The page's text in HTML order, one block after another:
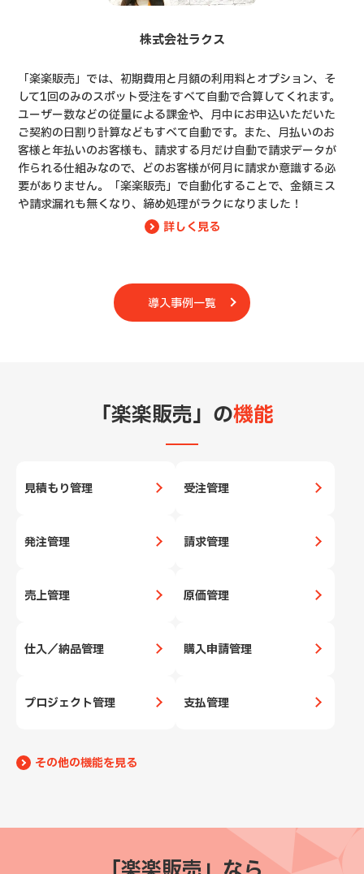
株式会社ラクス
「楽楽販売」では、初期費用と月額の利用料とオプション、そ
して1回のみのスポット受注をすべて自動で合算してくれます。
ユーザー数などの従量による課金や、月中にお申込いただいた
ご契約の日割り計算などもすべて自動です。また、月払いのお
客様と年払いのお客様も、請求する月だけ自動で請求データが
作られる仕組みなので、どのお客様が何月に請求か意識する必
要がありません。「楽楽販売」で自動化することで、金額ミス
や請求漏れも無くなり、締め処理がラクになりました！
詳しく見る
導入事例一覧
「楽楽販売」の機能
見積もり管理 受注管理
発注管理 請求管理
売上管理 原価管理
仕入／納品管理 購入申請管理
プロジェクト管理 支払管理
その他の機能を見る